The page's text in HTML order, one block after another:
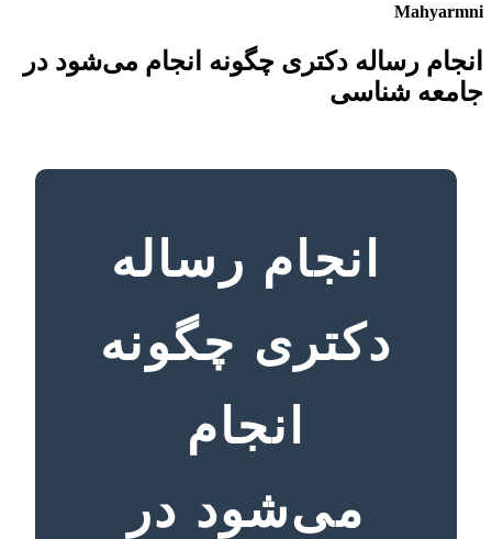
Mahyarmni
انجام رساله دکتری چگونه انجام می‌شود در
جامعه شناسی
انجام رساله
دکتری چگونه
انجام
می‌شود در